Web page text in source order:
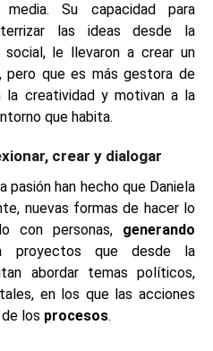
Su capacidad para
las ideas desde la
le llevaron a crear un
pero que es más gestora de
la creatividad y motivan a la
que habita.
crear y dialogar
pasión han hecho que Daniela
nuevas formas de hacer lo
con personas, generando
proyectos que desde la
abordar temas políticos,
en los que las acciones
los procesos.